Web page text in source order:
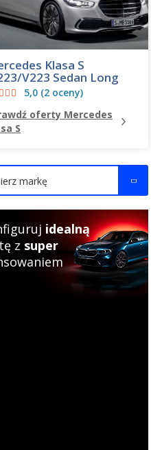
Klasa S
V223 Sedan Long
5,0 (2 oceny)
oferty Mercedes
S
markę
idealną
z super